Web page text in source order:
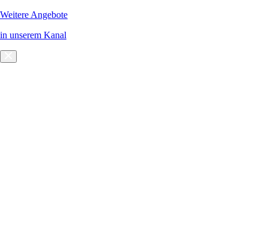
Weitere Angebote
in unserem Kanal